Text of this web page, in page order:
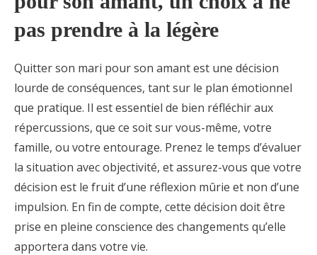
pas prendre à la légère
Quitter son mari pour son amant est une décision
lourde de conséquences, tant sur le plan émotionnel
que pratique. Il est essentiel de bien réfléchir aux
répercussions, que ce soit sur vous-même, votre
famille, ou votre entourage. Prenez le temps d’évaluer
la situation avec objectivité, et assurez-vous que votre
décision est le fruit d’une réflexion mûrie et non d’une
impulsion. En fin de compte, cette décision doit être
prise en pleine conscience des changements qu’elle
apportera dans votre vie.